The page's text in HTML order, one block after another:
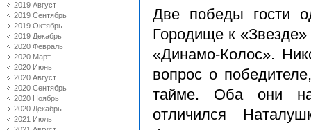
2019 Август
2019 Сентябрь
2019 Октябрь
2019 Декабрь
2020 Февраль
2020 Март
2020 Июнь
2020 Август
2020 Сентябрь
2020 Ноябрь
2020 Декабрь
2021 Июль
Две победы гости
Городище к
«Динамо-Колос».
вопрос о
тайме. Оба они
отличился